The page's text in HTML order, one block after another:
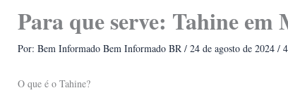
Para que serve: Tahine em
Por: Bem Informado Bem Informado BR / 24 de agosto de 2024 /
O que é o Tahine?